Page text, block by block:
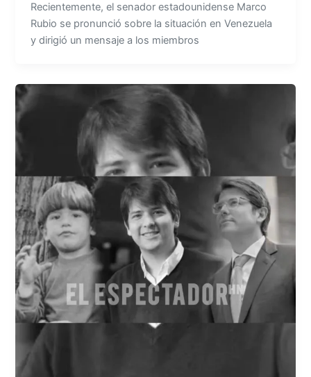
Recientemente, el senador estadounidense Marco
Rubio se pronunció sobre la situación en Venezuela
y dirigió un mensaje a los miembros